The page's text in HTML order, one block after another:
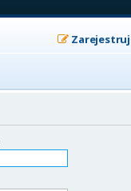
Zarejestruj